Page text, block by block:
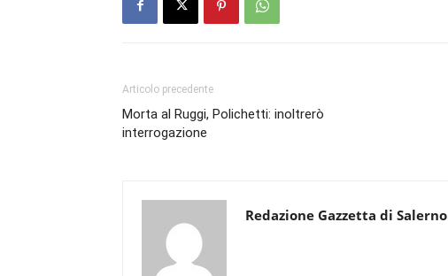
Articolo precedente
Morta al Ruggi, Polichetti: inoltrerò
interrogazione
Redazione Gazzetta di Salerno